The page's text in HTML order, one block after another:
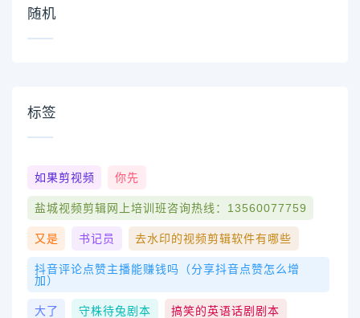
随机
标签
如果剪视频 你先
盐城视频剪辑网上培训班咨询热线：13560077759
又是 书记员 去水印的视频剪辑软件有哪些
抖音评论点赞主播能赚钱吗（分享抖音点赞怎么增
加）
大了 守株待兔剧本 搞笑的英语话剧剧本